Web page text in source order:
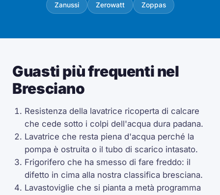
Zanussi Zerowatt Zoppas
Guasti più frequenti nel
Bresciano
Resistenza della lavatrice ricoperta di calcare
che cede sotto i colpi dell'acqua dura padana.
Lavatrice che resta piena d'acqua perché la
pompa è ostruita o il tubo di scarico intasato.
Frigorifero che ha smesso di fare freddo: il
difetto in cima alla nostra classifica bresciana.
Lavastoviglie che si pianta a metà programma